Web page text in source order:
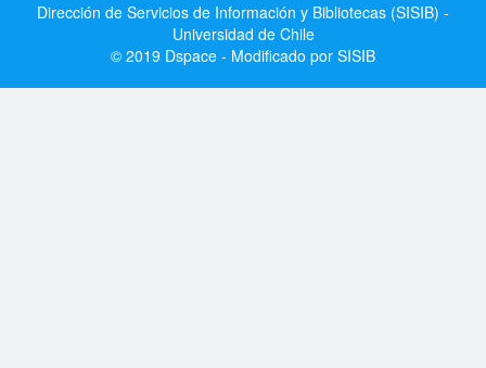
Dirección de Servicios de Información y Bibliotecas (SISIB) -
Universidad de Chile
© 2019 Dspace - Modificado por SISIB